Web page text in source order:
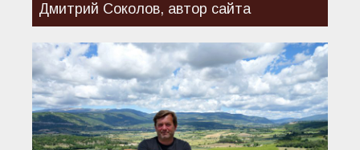
Дмитрий Соколов, автор сайта